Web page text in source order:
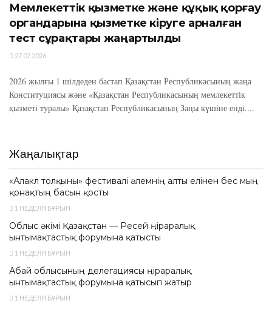
Мемлекеттік қызметке және құқық қорғау
органдарына қызметке кіруге арналған
тест сұрақтары жаңартылды
27.07.2026
2026 жылғы 1 шілдеден бастап Қазақстан Республикасының жаңа
Конституциясы және «Қазақстан Республикасының мемлекеттік
қызметі туралы» Қазақстан Республикасының Заңы күшіне енді....
Жаңалықтар
«Алакөл толқыны» фестивалі әлемнің алты елінен бес мың
қонақтың басын қосты
1 НЕДЕЛЯ БҰРЫН
Облыс әкімі Қазақстан — Ресей өңіраралық
ынтымақтастық форумына қатысты
1 НЕДЕЛЯ БҰРЫН
Абай облысының делегациясы өңіраралық
ынтымақтастық форумына қатысып жатыр
1 НЕДЕЛЯ БҰРЫН